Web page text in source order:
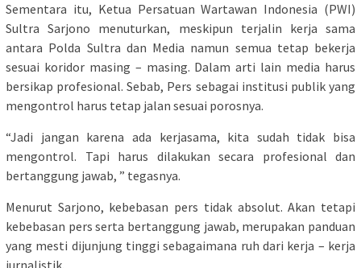
Sementara itu, Ketua Persatuan Wartawan Indonesia (PWI)
Sultra Sarjono menuturkan, meskipun terjalin kerja sama
antara Polda Sultra dan Media namun semua tetap bekerja
sesuai koridor masing – masing. Dalam arti lain media harus
bersikap profesional. Sebab, Pers sebagai institusi publik yang
mengontrol harus tetap jalan sesuai porosnya.
“Jadi jangan karena ada kerjasama, kita sudah tidak bisa
mengontrol. Tapi harus dilakukan secara profesional dan
bertanggung jawab, ” tegasnya.
Menurut Sarjono, kebebasan pers tidak absolut. Akan tetapi
kebebasan pers serta bertanggung jawab, merupakan panduan
yang mesti dijunjung tinggi sebagaimana ruh dari kerja – kerja